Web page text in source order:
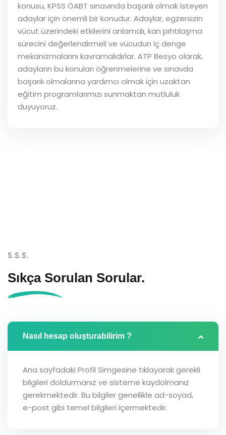
konusu, KPSS ÖABT sınavında başarılı olmak isteyen
adaylar için önemli bir konudur. Adaylar, egzersizin
vücut üzerindeki etkilerini anlamalı, kan pıhtılaşma
sürecini değerlendirmeli ve vücudun iç denge
mekanizmalarını kavramalıdırlar. ATP Besyo olarak,
adayların bu konuları öğrenmelerine ve sınavda
başarılı olmalarına yardımcı olmak için uzaktan
eğitim programlarımızı sunmaktan mutluluk
duyuyoruz.
S.S.S.
Sıkça Sorulan Sorular.
Nasıl hesap oluşturabilirim ?
Ana sayfadaki Profil Simgesine tıklayarak gerekli
bilgileri doldurmanız ve sisteme kaydolmanız
gerekmektedir. Bu bilgiler genellikle ad-soyad,
e-post gibi temel bilgileri içermektedir.